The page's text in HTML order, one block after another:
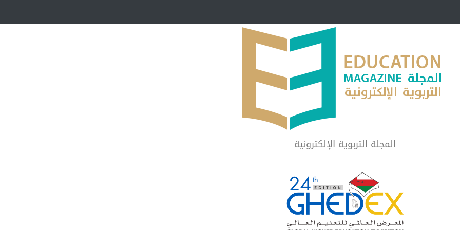
شراكة مجتمعية لمجمع تعليمي بالطائف تستهدف الأيتام وأبناء
الشهداء والمتفوقين
لماذا تعد برامج توعية الأطفال بخصوصية الجسد وقاية لا فضول؟
المجلة التربوية الإلكترونية